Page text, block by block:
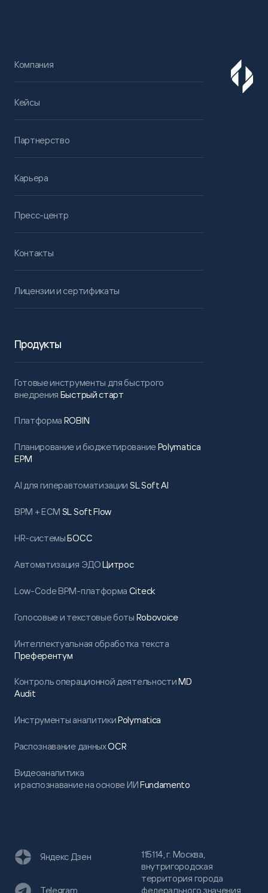
Компания
Кейсы
Партнерство
Карьера
Пресс-центр
Контакты
Лицензии и сертификаты
Продукты
Готовые инструменты для быстрого
внедрения Быстрый старт
Платформа ROBIN
Планирование и бюджетированиеPolymatica
EPM
AI для гиперавтоматизации SL Soft AI
BPM + ECM SL Soft Flow
HR-системыБОСС
Автоматизация ЭДОЦитрос
Low-Code BPM-платформа Citeck
Голосовые и текстовые боты Robovoice
Интеллектуальная обработка текста
Преферентум
Контроль операционной деятельностиMD
Audit
Инструменты аналитикиPolymatica
Распознавание данныхOCR
Видеоаналитика
и распознавание на основе ИИFundamento
115114, г. Москва,
внутригородская
территория города
федерального значения
Яндекс Дзен
Telegram